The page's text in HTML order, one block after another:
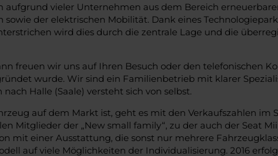
aufgrund vieler Unternehmen aus dem Bereich
der elektrischen Mobilität. Dank eines
wird dies durch die zentrale Lage und die
freuen wir uns auf Ihren Besuch oder den telefonischen
wurde. Wir sind ein Familienbetrieb mit klarer
Halle (Saale) versteht sich von selbst.
auf dem Markt ist, geht es mit den Verkaufszahlen im
Mitglieder der „New small family“, zu der auch der Seat
mit einer Ausstattung, die sonst nur mehrere
auf viele Möglichkeiten der Individualisierung. 2016